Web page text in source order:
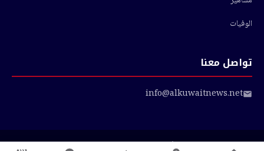
الوفيات
تواصل معنا
info@alkuwaitnews.net